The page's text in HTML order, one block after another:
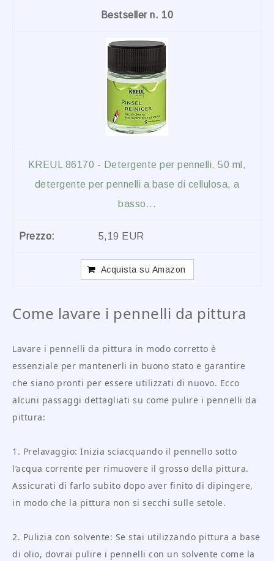
10
KREUL 86170 - Detergente per pennelli, 50 ml,
detergente per pennelli a base di cellulosa, a
basso...
5,19 EUR
Acquista su Amazon
Come lavare i pennelli da pittura
Lavare i pennelli da pittura in modo corretto è
essenziale per mantenerli in buono stato e garantire
che siano pronti per essere utilizzati di nuovo. Ecco
alcuni passaggi dettagliati su come pulire i pennelli da
pittura:
1. Prelavaggio: Inizia sciacquando il pennello sotto
l’acqua corrente per rimuovere il grosso della pittura.
Assicurati di farlo subito dopo aver finito di dipingere,
in modo che la pittura non si secchi sulle setole.
2. Pulizia con solvente: Se stai utilizzando pittura a base
di olio, dovrai pulire i pennelli con un solvente come la